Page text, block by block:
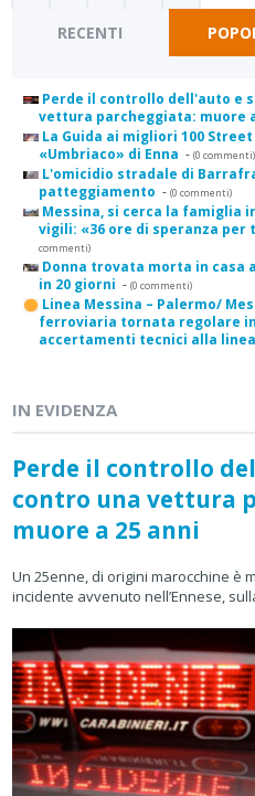
RECENTI
Perde il controllo dell'auto e
vettura parcheggiata: muore
La Guida ai migliori 100
«Umbriaco» di Enna - (0 commenti)
L'omicidio stradale di
patteggiamento - (0 commenti)
Messina, si cerca la famiglia
vigili: «36 ore di speranza per
commenti)
Donna trovata morta in casa
in 20 giorni - (0 commenti)
Linea Messina – Palermo/
ferroviaria tornata regolare
accertamenti tecnici alla
IN EVIDENZA
Perde il controllo
contro una vettura
muore a 25 anni
Un 25enne, di origini marocchine è
incidente avvenuto nell’Ennese,